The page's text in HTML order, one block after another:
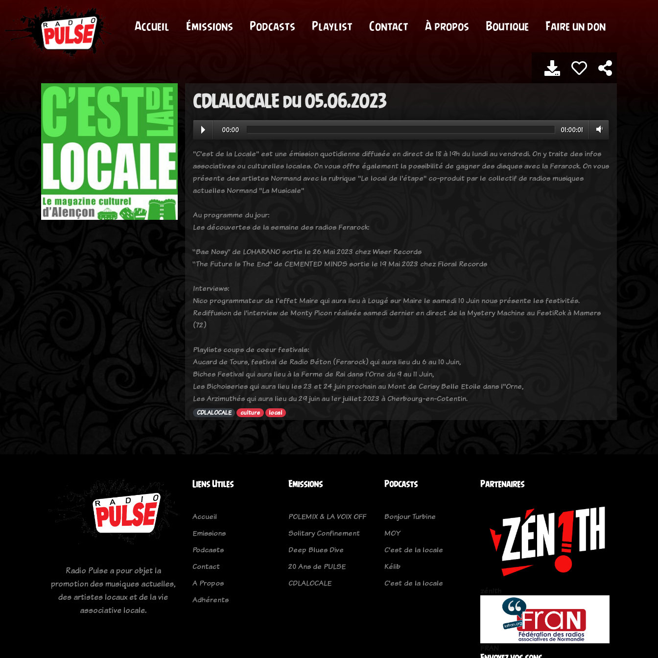
Accueil Émissions Podcasts Playlist Contact À propos Boutique Faire un don
CDLALOCALE du 05.06.2023
00:00 01:00:01
"C'est de la Locale" est une émission quotidienne diffusée en direct de 18 à 19h du lundi au vendredi. On y traite des infos
associatives ou culturelles locales. On vous offre également la possibilité de gagner des disques avec la Ferarock. On vous
présente des artistes Normand avec la rubrique "Le local de l'étape" co-produit par le collectif de radios musiques
actuelles Normand "La Musicale"
Au programme du jour:
Les découvertes de la semaine des radios Ferarock:
“Bae Nosy” de LOHARANO sortie le 26 Mai 2023 chez Wiser Records
“The Future Is The End” de CEMENTED MINDS sortie le 19 Mai 2023 chez Floral Records
Interviews:
Nico programmateur de l'effet Maire qui aura lieu à Lougé sur Maire le samedi 10 Juin nous présente les festivités.
Rediffusion de l'interview de Monty Picon réalisée samedi dernier en direct de la Mystery Machine au FestiRok à Mamers
(72)
Playlists coups de coeur festivals:
Aucard de Tours, festival de Radio Béton (Ferarock) qui aura lieu du 6 au 10 Juin,
Biches Festival qui aura lieu à la Ferme de Rai dans l'Orne du 9 au 11 Juin,
Les Bichoiseries qui aura lieu les 23 et 24 juin prochain au Mont de Cerisy Belle Etoile dans l''Orne,
Les Arzimuthés qui aura lieu du 29 juin au 1er juillet 2023 à Cherbourg-en-Cotentin.
CDLALOCALE culture local
Radio Pulse a pour objet la
promotion des musiques actuelles,
des artistes locaux et de la vie
associative locale.
Liens Utiles
Accueil
Emissions
Podcasts
Contact
A Propos
Adhérents
Emissions
POLEMIX & LA VOIX OFF
Solitary Confinement
Deep Blues Dive
20 Ans de PULSE
CDLALOCALE
Podcasts
Bonjour Turbine
MOY
C'est de la locale
Kélib
C'est de la locale
Partenaires